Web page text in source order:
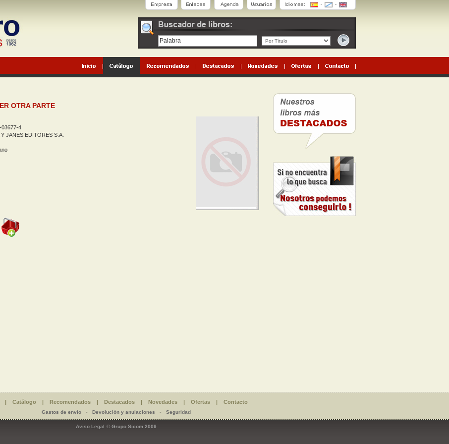
OTRA PARTE
03677-4
Y JANES EDITORES S.A.
| Catálogo | Recomendados| Destacados| Novedades| Ofertas| Contacto
Gastos de envío- Devolución y anulaciones - Seguridad
Aviso Legal © Grupo Sicom 2009